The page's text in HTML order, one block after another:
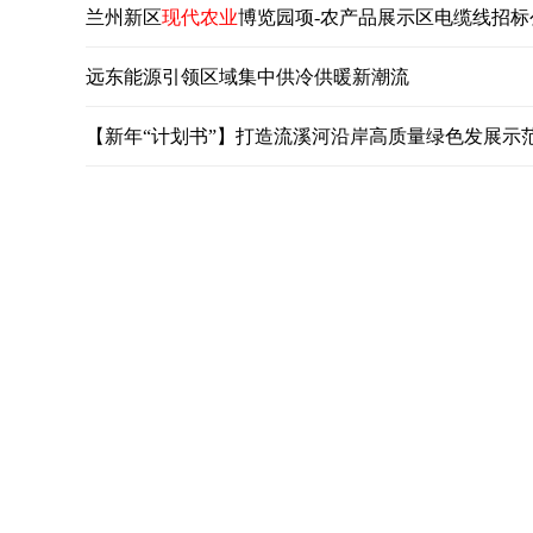
兰州新区现代农业博览园项-农产品展示区电缆线招
远东能源引领区域集中供冷供暖新潮流
【新年“计划书”】打造流溪河沿岸高质量绿色发展示